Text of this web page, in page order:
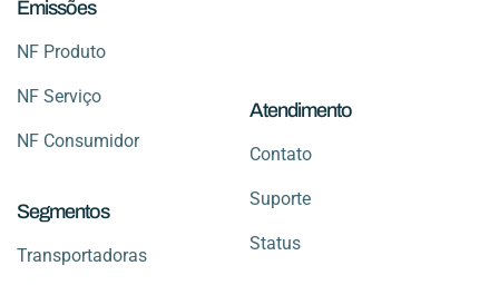
Emissões
NF Produto
NF Serviço
NF Consumidor
Atendimento
Contato
Suporte
Status
Segmentos
Transportadoras